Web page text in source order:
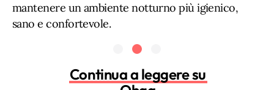
mantenere un ambiente notturno più igienico,
sano e confortevole.
Continua a leggere su